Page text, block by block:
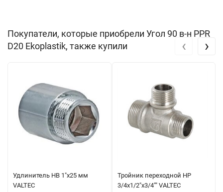
Покупатели, которые приобрели Угол 90 в-н PPR
D20 Ekoplastik, также купили
Удлинитель НВ 1"х25 мм
VALTEC
Тройник переходной НР
3/4х1/2"х3/4"" VALTEC
‹ ›